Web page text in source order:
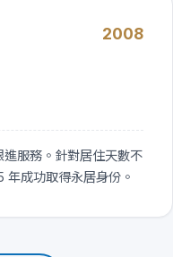
2008
服務。針對居住天數不
年成功取得永居身份。